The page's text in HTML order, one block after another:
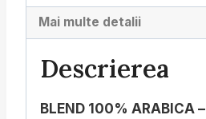
Mai multe detalii
Descrierea
BLEND 100% ARABICA –